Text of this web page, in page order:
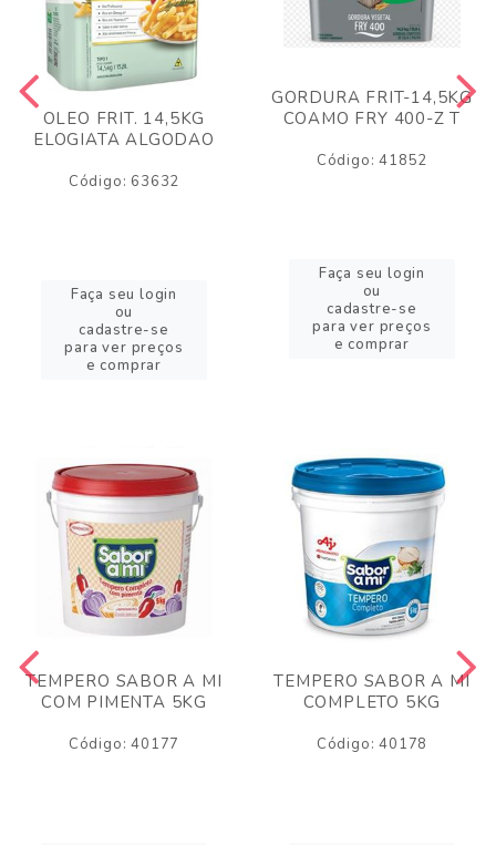
OLEO FRIT. 14,5KG
ELOGIATA ALGODAO
Código: 63632
Faça seu login
ou
cadastre-se
para ver preços
e comprar
GORDURA FRIT-14,5KG
COAMO FRY 400-Z T
Código: 41852
Faça seu login
ou
cadastre-se
para ver preços
e comprar
TEMPERO SABOR A MI
COM PIMENTA 5KG
Código: 40177
TEMPERO SABOR A MI
COMPLETO 5KG
Código: 40178